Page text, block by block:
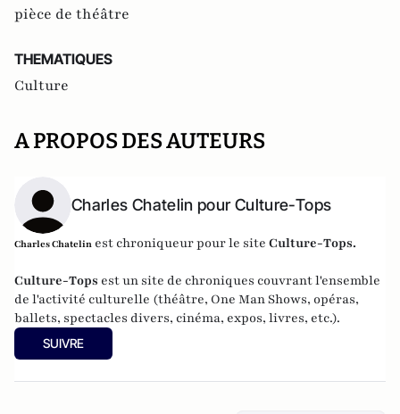
pièce de théâtre
THEMATIQUES
Culture
A PROPOS DES AUTEURS
Charles Chatelin pour Culture-Tops
Charles Chatelin est chroniqueur pour le site Culture-Tops.
Culture-Tops est un site de chroniques couvrant l'ensemble
de l'activité culturelle (théâtre, One Man Shows, opéras,
ballets, spectacles divers, cinéma, expos, livres, etc.).
SUIVRE